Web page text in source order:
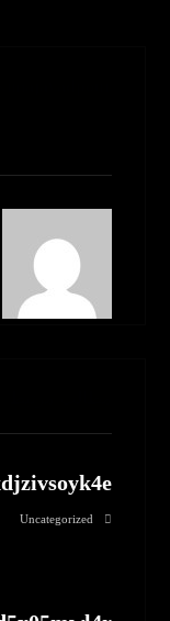
Uncategorized